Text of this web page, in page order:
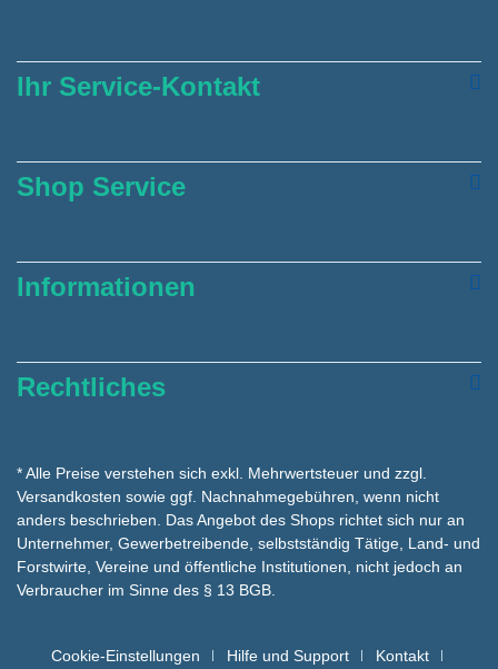
Ihr Service-Kontakt
Shop Service
Informationen
Rechtliches
* Alle Preise verstehen sich exkl. Mehrwertsteuer und zzgl.
Versandkosten sowie ggf. Nachnahmegebühren, wenn nicht
anders beschrieben. Das Angebot des Shops richtet sich nur an
Unternehmer, Gewerbetreibende, selbstständig Tätige, Land- und
Forstwirte, Vereine und öffentliche Institutionen, nicht jedoch an
Verbraucher im Sinne des § 13 BGB.
Cookie-Einstellungen Hilfe und Support Kontakt